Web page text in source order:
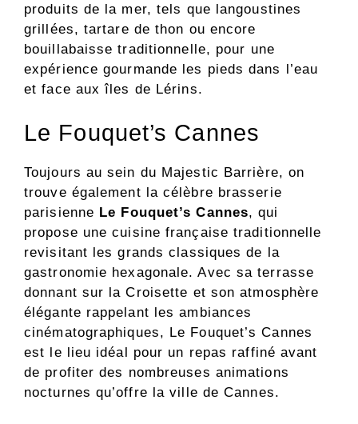
produits de la mer, tels que langoustines
grillées, tartare de thon ou encore
bouillabaisse traditionnelle, pour une
expérience gourmande les pieds dans l’eau
et face aux îles de Lérins.
Le Fouquet’s Cannes
Toujours au sein du Majestic Barrière, on
trouve également la célèbre brasserie
parisienne Le Fouquet’s Cannes, qui
propose une cuisine française traditionnelle
revisitant les grands classiques de la
gastronomie hexagonale. Avec sa terrasse
donnant sur la Croisette et son atmosphère
élégante rappelant les ambiances
cinématographiques, Le Fouquet’s Cannes
est le lieu idéal pour un repas raffiné avant
de profiter des nombreuses animations
nocturnes qu’offre la ville de Cannes.